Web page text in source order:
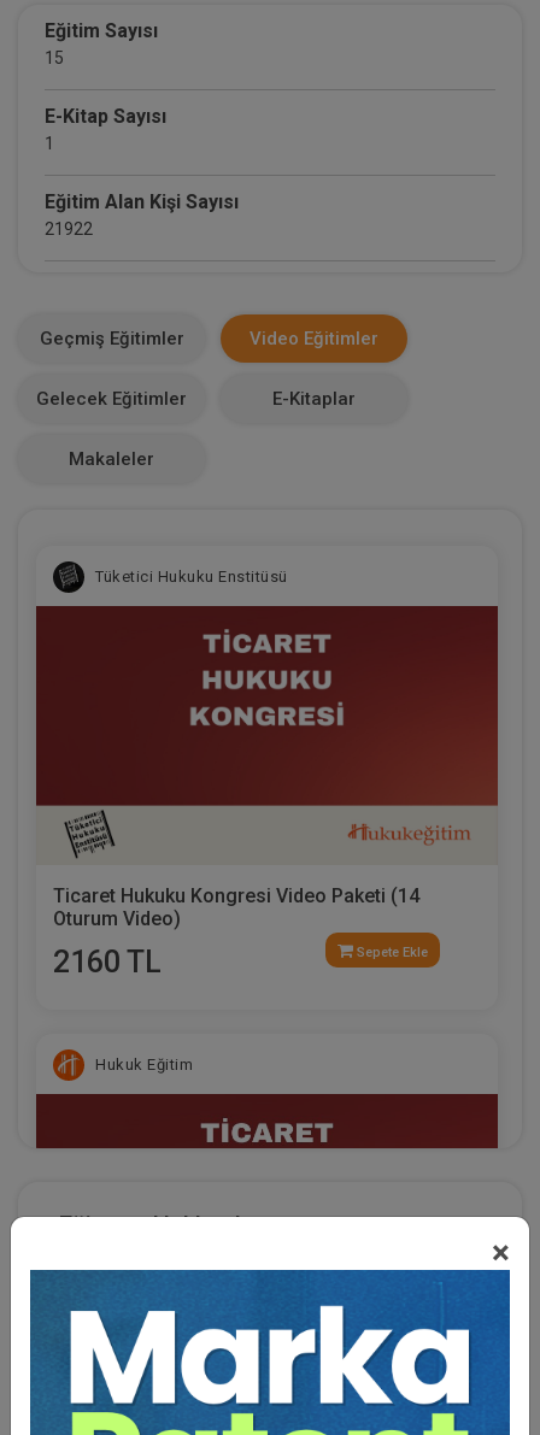
×
Eğitim Sayısı
15
E-Kitap Sayısı
1
Eğitim Alan Kişi Sayısı
21922
0
Geçmiş Eğitimler Video Eğitimler
Gelecek Eğitimler E-Kitaplar
Makaleler
Tüketici Hukuku Enstitüsü
Ticaret Hukuku Kongresi Video Paketi (14
Oturum Video)
2160 TL Sepete Ekle
Hukuk Eğitim
Ticaret Hukuku Kongresi - V. Oturum: TTK ve
HMK ARASINDAKİ HUKUKİ İLİŞKİ Video Kaydı
Eğitmen Hakkında
1983 yılında Elazığ'da doğdu. 2004 yılında Marmara
yılında Marmara Üniversitesi Sosyal Bilimler
Enstitüsü Kamu Hukuku Yüksek Lisans Programı'na
başlayıp 2009 yılında "Bankacılık Kanunu'na Göre
Zimmet Suçu" konulu tez çalışması ile yüksek lisans